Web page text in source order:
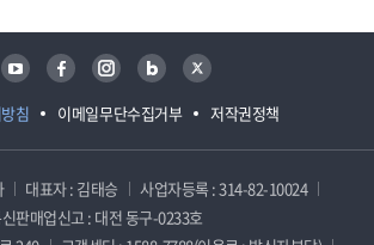
침 이메일무단수집거부 저작권정책
유튜브 페이스북 인스타그램 블로그 트위터
대표자 : 김태승
사업자등록 : 314-82-10024
판매업신고 : 대전 동구-0233호